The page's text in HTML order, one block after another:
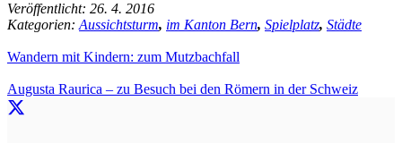
Veröffentlicht: 26. 4. 2016
Kategorien:Aussichtsturm, im Kanton Bern, Spielplatz, Städte
Wandern mit Kindern: zum Mutzbachfall
Augusta Raurica – zu Besuch bei den Römern in der Schweiz